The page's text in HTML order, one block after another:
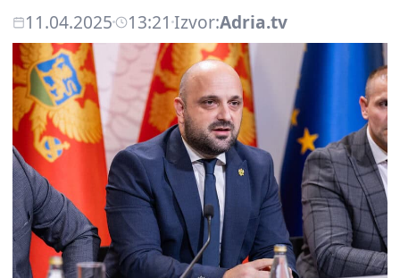
11.04.2025 13:21 Izvor:Adria.tv